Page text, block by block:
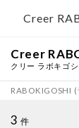
Creer
Creer
クリー ラボキゴシ
RABOKIGOSHI
3 件